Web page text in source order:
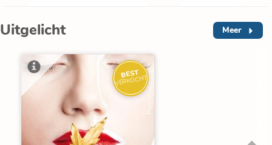
Uitgelicht Meer
BEST
VERKOCHT